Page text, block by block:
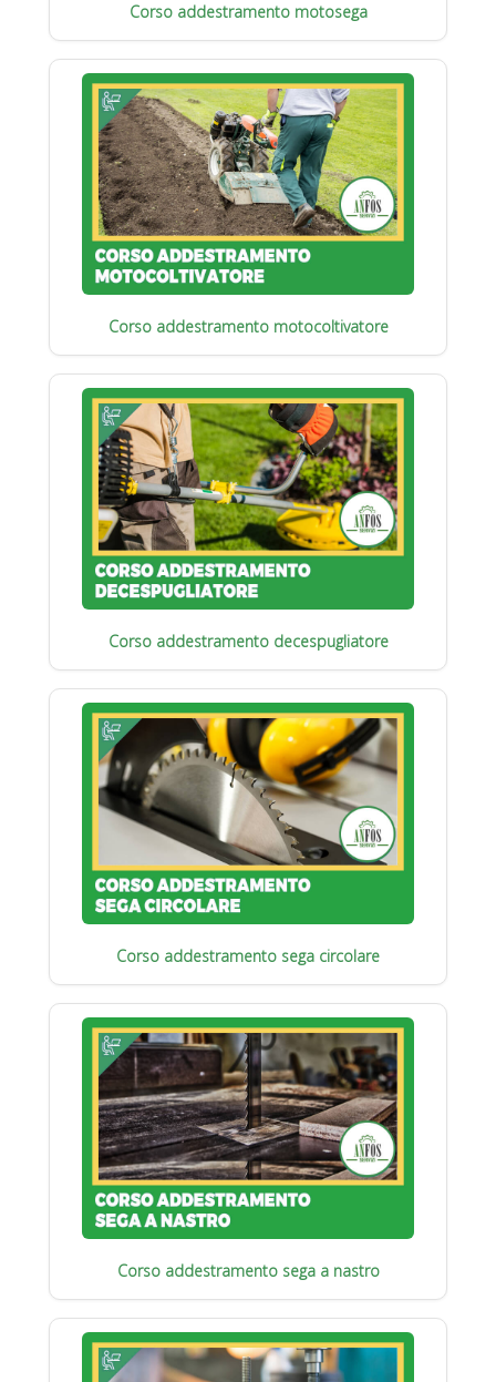
Corso addestramento motosega
Corso addestramento motocoltivatore
Corso addestramento decespugliatore
Corso addestramento sega circolare
Corso addestramento sega a nastro